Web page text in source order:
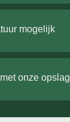
mogelijk
onze opslag